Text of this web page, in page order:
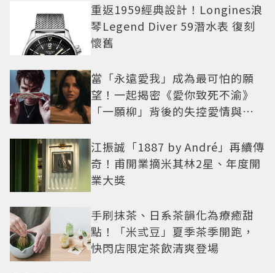
重返1959經典設計！Longines浪
琴Legend Diver 59潛水表 復刻
懷舊
當「永遠愛我」成為最可怕的願
望！一起揭密《愛你致死不渝》
「一願柳」背後的失控愛情與爆
江振誠「1887 by André」再續傳
奇！甫開業摘米其林2星、年度開
業大獎
手刷抹茶、日系茶韻化為療癒甜
點！「米弎豆」夏季茶季開跑，
快閃店限定茶飲清爽登場